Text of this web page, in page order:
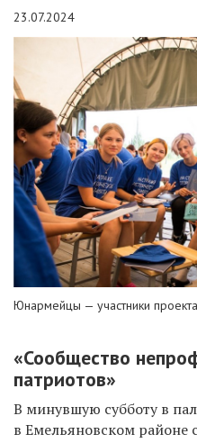
23.07.2024
Юнармейцы — участники
«Сообщество
патриотов»
В минувшую субботу в
в Емельяновском районе